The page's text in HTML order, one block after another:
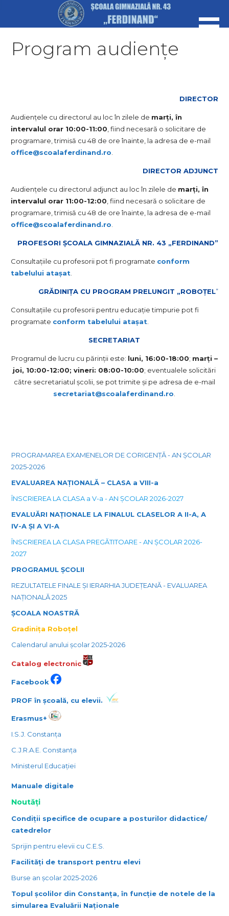
Program audiențe
DIRECTOR
Audiențele cu directorul au loc în zilele de marți, în
intervalul orar 10:00-11:00 , fiind necesară o solicitare de
programare, trimisă cu 48 de ore înainte, la adresa de e-mail
office@scoalaferdinand.ro
DIRECTOR ADJUNCT
Audiențele cu directorul adjunct au loc în zilele de marți, în
intervalul orar 11:00-12:00 , fiind necesară o solicitare de
programare, trimisă cu 48 de ore înainte, la adresa de e-mail
office@scoalaferdinand.ro
PROFESORI ȘCOALA GIMNAZIALĂ NR. 43 „FERDINAND”
Consultațiile cu profesorii pot fi programate conform
tabelului atașat
GRĂDINIȚA CU PROGRAM PRELUNGIT „ROBOȚEL”
Consultațiile cu profesorii pentru educație timpurie pot fi
programate conform tabelului atașat
SECRETARIAT
Programul de lucru cu părinții este: luni, 16:00-18:00; marți –
joi, 10:00-12:00; vineri: 08:00-10:00; eventualele solicitări
către secretariatul școlii, se pot trimite și pe adresa de e-mail
secretariat@scoalaferdinand.ro
PROGRAMAREA EXAMENELOR DE CORIGENȚĂ - AN ȘCOLAR
2025-2026
EVALUAREA NAȚIONALĂ – CLASA a VIII-a
ÎNSCRIEREA LA CLASA a V-a - AN ȘCOLAR 2026-2027
EVALUĂRI NAȚIONALE LA FINALUL CLASELOR A II-A, A
IV-A ȘI A VI-A
ÎNSCRIEREA LA CLASA PREGĂTITOARE - AN ȘCOLAR 2026-
2027
PROGRAMUL ȘCOLII
REZULTATELE FINALE ȘI IERARHIA JUDEȚEANĂ - EVALUAREA
NAȚIONALĂ 2025
ȘCOALA NOASTRĂ
Gradinița Roboțel
Calendarul anului școlar 2025-2026
Catalog electronic
Facebook
PROF în școală, cu elevii.
Erasmus+
I.S.J. Constanța
C.J.R.A.E. Constanța
Ministerul Educației
Manuale digitale
Noutăți
Condiții specifice de ocupare a posturilor didactice/
catedrelor
Sprijin pentru elevii cu C.E.S.
Facilități de transport pentru elevi
Burse an școlar 2025-2026
Topul școlilor din Constanța, în funcție de notele de la
simularea Evaluării Naționale